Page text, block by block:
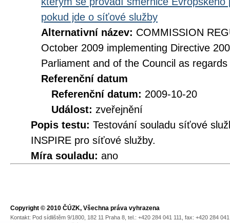
pokud jde o síťové služby
Alternativní název: COMMISSION
October 2009 implementing Directive
Parliament and of the Council as
Referenční datum
Referenční datum: 2009-10-20
Událost: zveřejnění
Popis testu: Testování souladu síťové
INSPIRE pro síťové služby.
Míra souladu: ano
Copyright © 2010 ČÚZK, Všechna práva vyhrazena
Kontakt: Pod sídlištěm 9/1800, 182 11 Praha 8, tel.: +420 284 041 111, fax: +420 284